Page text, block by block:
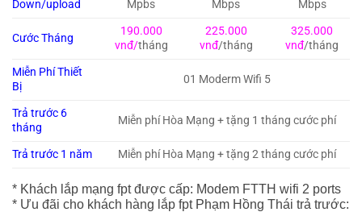
Down/upload
Mpbs
Mbps
Mbps
Cước Tháng
190.000
vnđ/tháng
225.000
vnđ/tháng
325.000
vnđ/tháng
Miễn Phí Thiết
Bị
01 Moderm Wifi 5
Trả trước 6
tháng
Miễn phí Hòa Mạng + tặng 1 tháng cước phí
Trả trước 1 năm Miễn phí Hòa Mạng + tặng 2 tháng cước phí
* Khách lắp mạng fpt được cấp: Modem FTTH wifi 2 ports
* Ưu đãi cho khách hàng lắp fpt Phạm Hồng Thái trả trước: